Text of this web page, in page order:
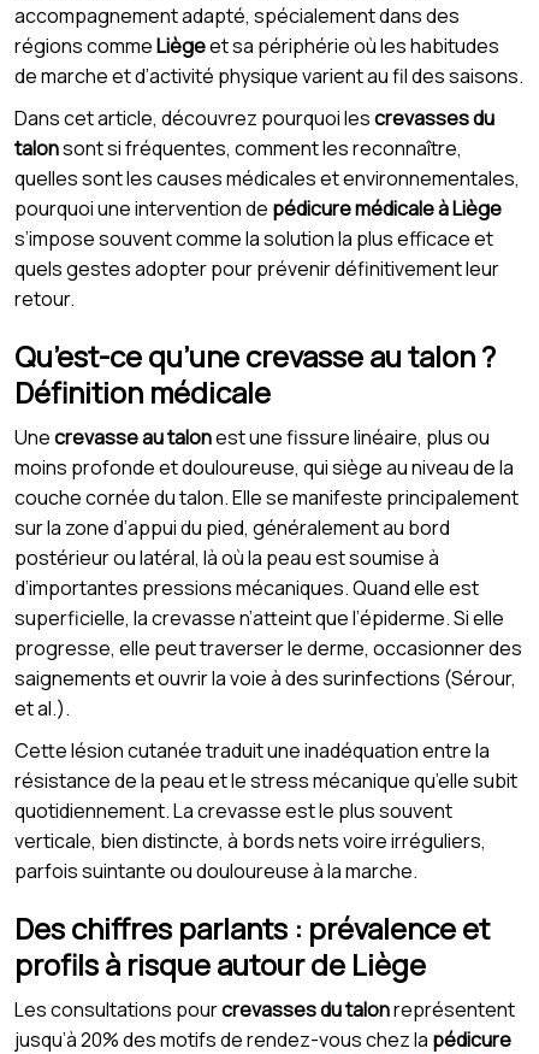
accompagnement adapté, spécialement dans des
régions commeLiègeet sa périphérie où les habitudes
de marche et d’activité physique varient au fil des saisons.
Dans cet article, découvrez pourquoi lescrevasses du
talonsont si fréquentes, comment les reconnaître,
quelles sont les causes médicales et environnementales,
pourquoi une intervention de pédicure médicale à Liège
s’impose souvent comme la solution la plus efficace et
quels gestes adopter pour prévenir définitivement leur
retour.
Qu’est-ce qu’une crevasse au talon ?
Définition médicale
Unecrevasse au talonest une fissure linéaire, plus ou
moins profonde et douloureuse, qui siège au niveau de la
couche cornée du talon. Elle se manifeste principalement
sur la zone d’appui du pied, généralement au bord
postérieur ou latéral, là où la peau est soumise à
d’importantes pressions mécaniques. Quand elle est
superficielle, la crevasse n’atteint que l’épiderme. Si elle
progresse, elle peut traverser le derme, occasionner des
saignements et ouvrir la voie à des surinfections (Sérour,
et al.).
Cette lésion cutanée traduit une inadéquation entre la
résistance de la peau et le stress mécanique qu’elle subit
quotidiennement. La crevasse est le plus souvent
verticale, bien distincte, à bords nets voire irréguliers,
parfois suintante ou douloureuse à la marche.
Des chiffres parlants : prévalence et
profils à risque autour de Liège
Les consultations pourcrevasses du talonreprésentent
jusqu’à 20% des motifs de rendez-vous chez la pédicure